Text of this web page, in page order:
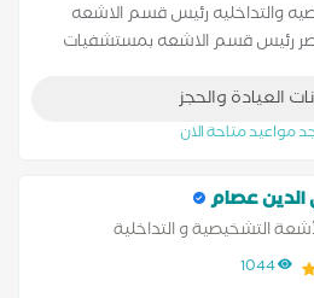
والتداخليه رئيس قسم الاشعه
رئيس قسم الاشعه بمستشفيات
على الحمل -الغده الدرقيه -الثدي
شرايين الرقبه - شرايين الاطراف )
العيادة والحجز
مواعيد متاحة الان
الدين عصام
التشخيصية و التداخلية
1044